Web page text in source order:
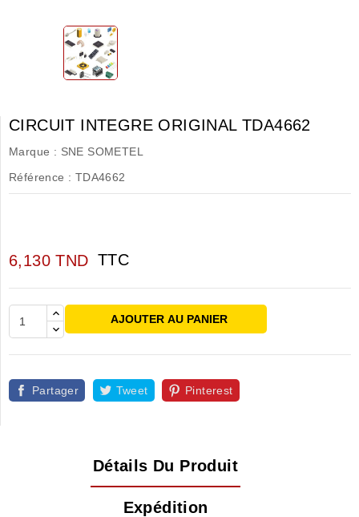
CIRCUIT INTEGRE ORIGINAL TDA4662
Marque : SNE SOMETEL
Référence : TDA4662
6,130 TND TTC
AJOUTER AU PANIER
Partager Tweet Pinterest
Détails Du Produit
Expédition